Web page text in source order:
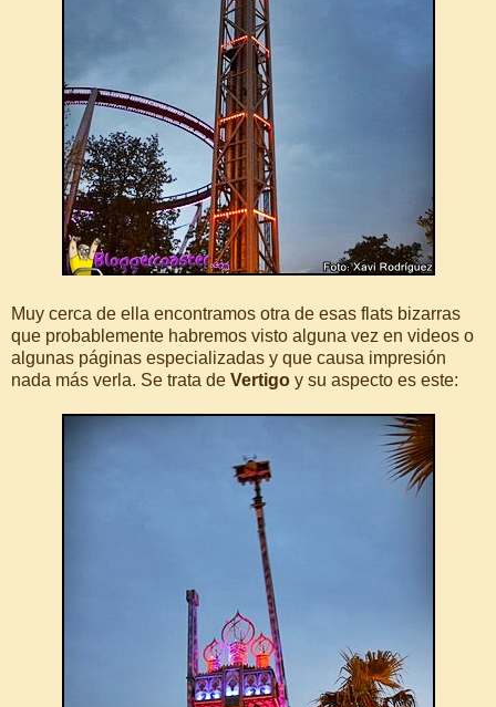
Muy cerca de ella encontramos otra de esas flats bizarras
que probablemente habremos visto alguna vez en videos o
algunas páginas especializadas y que causa impresión
nada más verla. Se trata de Vertigo y su aspecto es este: